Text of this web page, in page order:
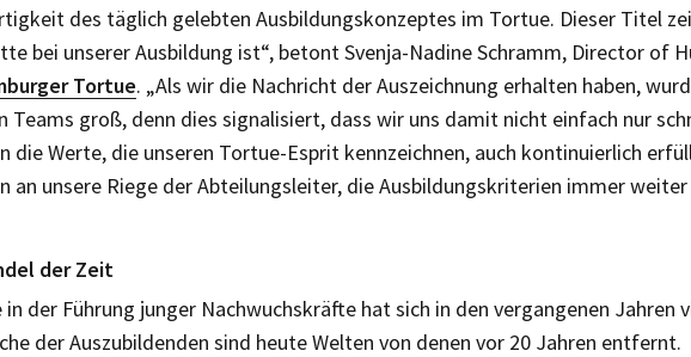
des täglich gelebten Ausbildungskonzeptes im Tortue. Dieser Titel
bei unserer Ausbildung ist“, betont Svenja-Nadine Schramm, Director of
Tortue. „Als wir die Nachricht der Auszeichnung erhalten haben,
Teams groß, denn dies signalisiert, dass wir uns damit nicht einfach nur
die Werte, die unseren Tortue-Esprit kennzeichnen, auch kontinuierlich
an unsere Riege der Abteilungsleiter, die Ausbildungskriterien immer
der Zeit
in der Führung junger Nachwuchskräfte hat sich in den vergangenen Jahren
der Auszubildenden sind heute Welten von denen vor 20 Jahren entfernt.